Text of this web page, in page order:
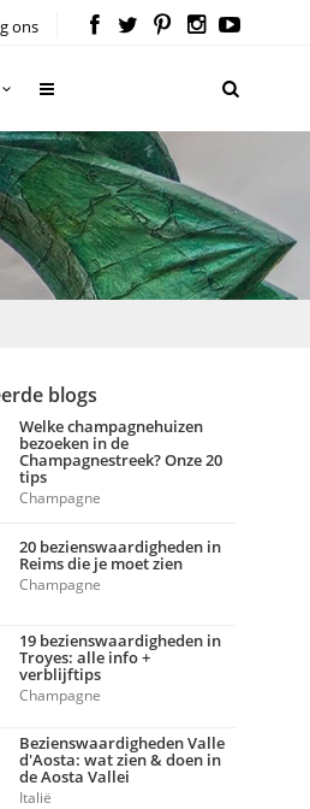
ons
blogs
Welke champagnehuizen
bezoeken in de
Champagnestreek? Onze 20
tips
Champagne
20 bezienswaardigheden in
Reims die je moet zien
Champagne
19 bezienswaardigheden in
Troyes: alle info +
verblijftips
Champagne
Bezienswaardigheden Valle
d'Aosta: wat zien & doen in
de Aosta Vallei
Italië